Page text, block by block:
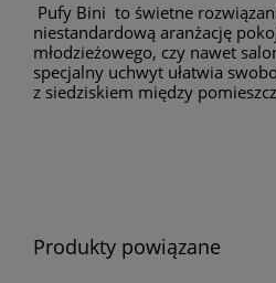
Pufy Bini to świetne
niestandardową aranżację
młodzieżowego, czy nawet
specjalny uchwyt ułatwia
z siedziskiem między
Produkty powiązane